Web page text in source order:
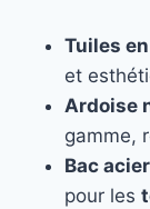
Tuiles
et
Ardoise
gamme,
Bac acier
pour les